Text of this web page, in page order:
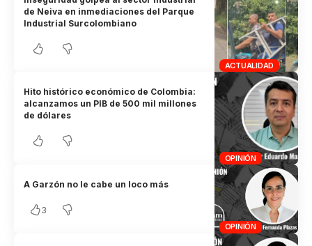
ACTUALIDAD
de Neiva en inmediaciones del Parque
Industrial Surcolombiano
OPINIÓN
Hito histórico económico de Colombia:
alcanzamos un PIB de 500 mil millones
de dólares
OPINIÓN
A Garzón no le cabe un loco más
3